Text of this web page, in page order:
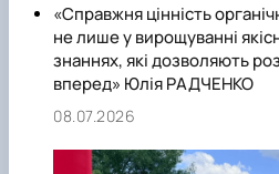
«Справжня цінність
не лише у вирощуванні
знаннях, які дозволяють
вперед» Юлія РАДЧЕНКО
08.07.2026